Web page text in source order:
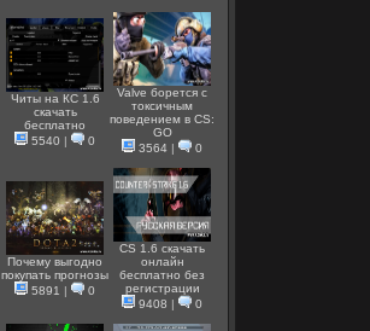
Читы на КС 1.6
скачать
бесплатно
5540 | 0
Valve борется с
токсичным
поведением в CS:
GO
3564 | 0
Почему выгодно
покупать прогнозы
5891 | 0
CS 1.6 скачать
онлайн
бесплатно без
регистрации
9408 | 0